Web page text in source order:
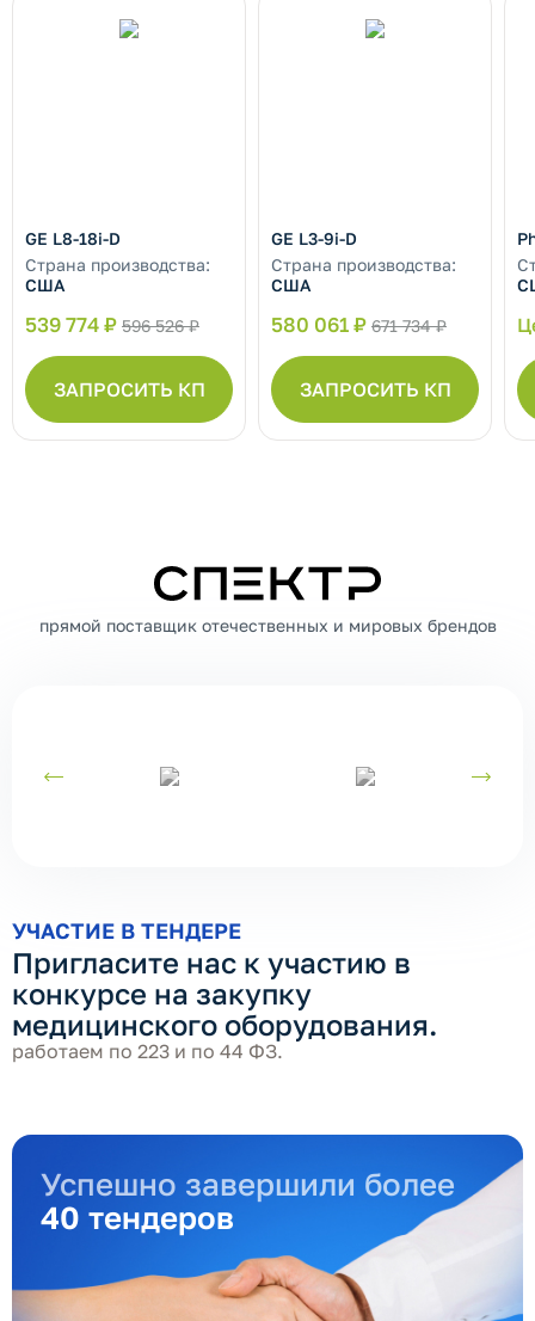
GE L8-18i-D
Страна производства:
США
539 774 ₽ 596 526 ₽
ЗАПРОСИТЬ КП
GE L3-9i-D
Страна производства:
США
580 061 ₽ 671 734 ₽
ЗАПРОСИТЬ КП
СПЕКТР
прямой поставщик отечественных и мировых брендов
УЧАСТИЕ В ТЕНДЕРЕ
Пригласите нас к участию в
конкурсе на закупку
медицинского оборудования.
работаем по 223 и по 44 ФЗ.
Успешно завершили более
40 тендеров